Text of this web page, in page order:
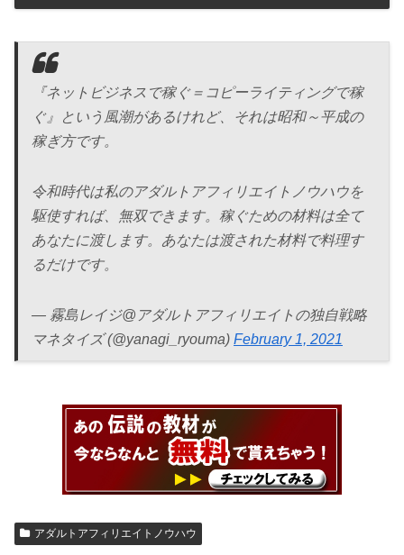
『ネットビジネスで稼ぐ＝コピーライティングで稼
ぐ』という風潮があるけれど、それは昭和～平成の
稼ぎ方です。
令和時代は私のアダルトアフィリエイトノウハウを
駆使すれば、無双できます。稼ぐための材料は全て
あなたに渡します。あなたは渡された材料で料理す
るだけです。
— 霧島レイジ@アダルトアフィリエイトの独自戦略
マネタイズ (@yanagi_ryouma) February 1, 2021
アダルトアフィリエイトノウハウ